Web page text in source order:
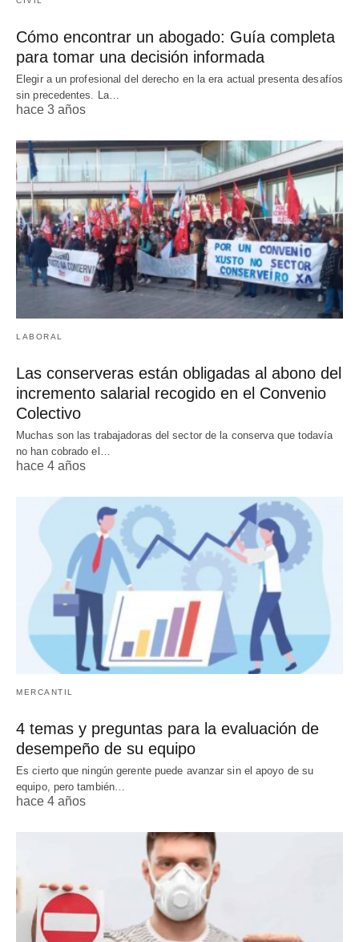
Cómo encontrar un abogado: Guía completa
para tomar una decisión informada
Elegir a un profesional del derecho en la era actual presenta desafíos
sin precedentes. La…
hace 3 años
LABORAL
Las conserveras están obligadas al abono del
incremento salarial recogido en el Convenio
Colectivo
Muchas son las trabajadoras del sector de la conserva que todavía
no han cobrado el…
hace 4 años
MERCANTIL
4 temas y preguntas para la evaluación de
desempeño de su equipo
Es cierto que ningún gerente puede avanzar sin el apoyo de su
equipo, pero también…
hace 4 años